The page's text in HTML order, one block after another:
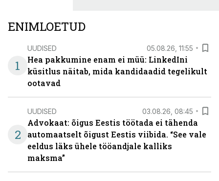
ENIMLOETUD
1
UUDISED 05.08.26, 11:55
Hea pakkumine enam ei müü: LinkedIni
küsitlus näitab, mida kandidaadid tegelikult
ootavad
2
UUDISED 03.08.26, 08:45
Advokaat: õigus Eestis töötada ei tähenda
automaatselt õigust Eestis viibida. “See vale
eeldus läks ühele tööandjale kalliks
maksma”